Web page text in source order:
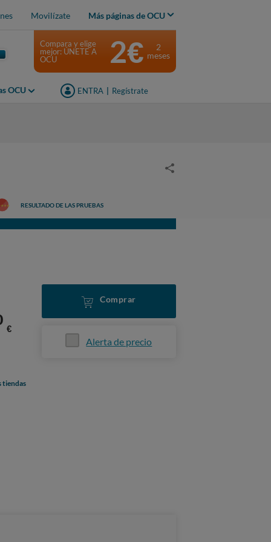
Movilízate Más páginas de OCU
OCU ENTRA Regístrate
Compara y elige
mejor: ÚNETE A
OCU
2€
2
meses
RESULTADO DE LAS PRUEBAS
€
Comprar
Alerta de precio
tiendas